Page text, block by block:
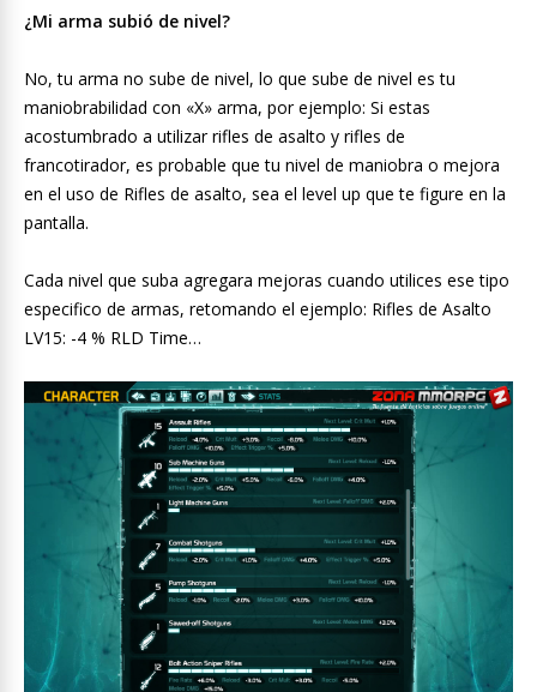
¿Mi arma subió de nivel?
No, tu arma no sube de nivel, lo que sube de nivel es tu
maniobrabilidad con «X» arma, por ejemplo: Si estas
acostumbrado a utilizar rifles de asalto y rifles de
francotirador, es probable que tu nivel de maniobra o mejora
en el uso de Rifles de asalto, sea el level up que te figure en la
pantalla.
Cada nivel que suba agregara mejoras cuando utilices ese tipo
especifico de armas, retomando el ejemplo: Rifles de Asalto
LV15: -4 % RLD Time…